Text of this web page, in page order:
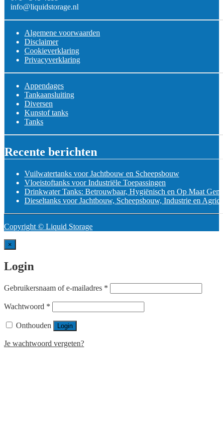
info@liquidstorage.nl
Algemene voorwaarden
Disclaimer
Cookieverklaring
Privacyverklaring
Appendages
Tankaansluiting
Diversen
Kunstof tanks
Tanks
Recente berichten
Vuilwatertanks voor Jachtbouw en Scheepsbouw
Vloeistoftanks voor Industriële Toepassingen
Drinkwater Tanks: Betrouwbaar, Hygiënisch en Op Maat
Dieseltanks voor Jachtbouw, Scheepsbouw, Industrie en
Copyright © Liquid Storage
×
Login
Gebruikersnaam of e-mailadres *
Wachtwoord *
Onthouden Login
Je wachtwoord vergeten?